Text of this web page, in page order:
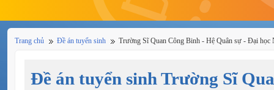
Trang chủ Đề án tuyển sinh Trường Sĩ Quan Công Binh - Hệ Quân sự - Đại học
Đề án tuyển sinh Trường Sĩ